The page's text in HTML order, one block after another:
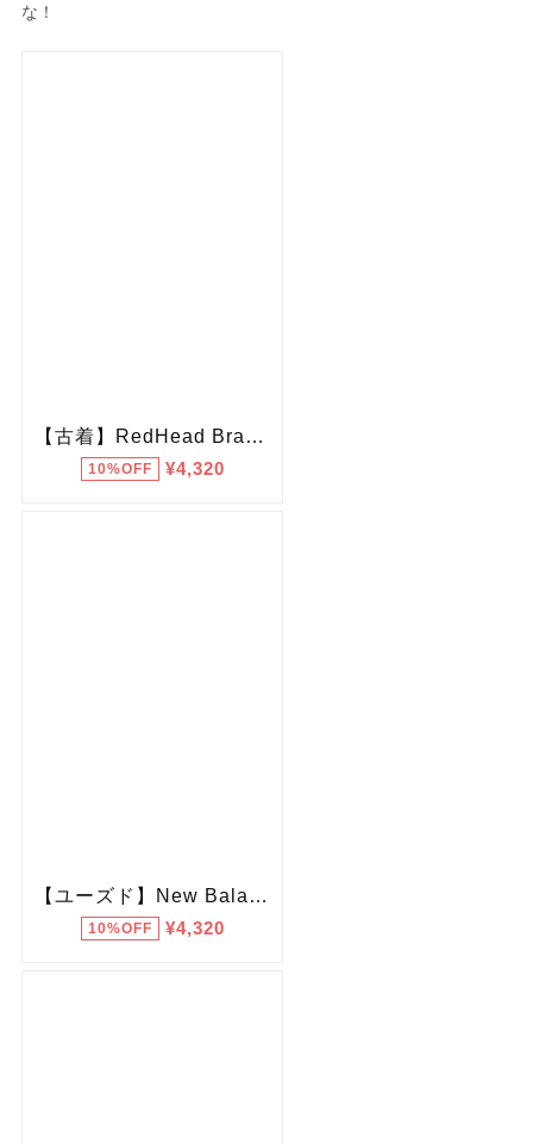
な！